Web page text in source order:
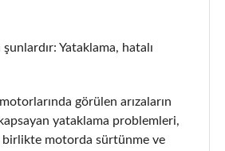
Yataklama, hatalı
görülen arızaların
yataklama problemleri,
birlikte motorda sürtünme ve